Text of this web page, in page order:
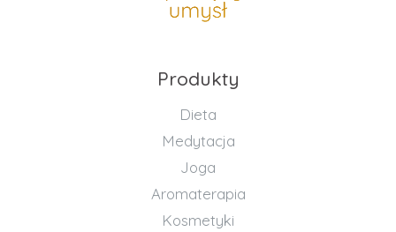
Produkty
Dieta
Medytacja
Joga
Aromaterapia
Kosmetyki